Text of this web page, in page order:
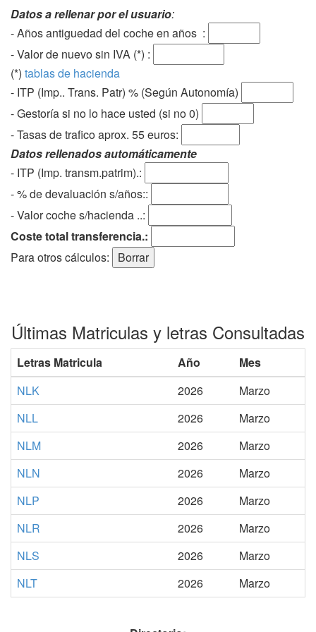
Datos a rellenar por el usuario:
- Años antiguedad del coche en años :
- Valor de nuevo sin IVA (*) :
(*) tablas de hacienda
- ITP (Imp.. Trans. Patr) % (Según Autonomía)
- Gestoría si no lo hace usted (si no 0)
-Tasas de trafico aprox. 55 euros:
Datos rellenados automáticamente
- ITP (Imp. transm.patrim).:
- % de devaluación s/años::
- Valor coche s/hacienda ..:
Coste total transferencia.:
Para otros cálculos:
Últimas Matriculas y letras Consultadas
Letras Matricula Año
Mes
NLK
2026
Marzo
NLL
2026
Marzo
NLM
2026
Marzo
NLN
2026
Marzo
NLP
2026
Marzo
NLR
2026
Marzo
NLS
2026
Marzo
NLT
2026 Marzo